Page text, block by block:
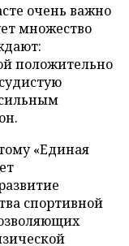
очень важно
множество
положительно
«Единая
спортивной